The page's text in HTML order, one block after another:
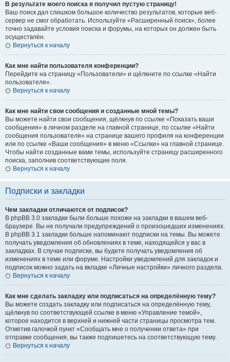
В результате моего поиска я получил пустую страницу!
Ваш поиск дал слишком большое количество результатов, которые веб-
сервер не смог обработать. Используйте «Расширенный поиск», более
точно задавайте условия поиска и форумы, на которых он должен быть
осуществлён.
Вернуться к началу
Как мне найти пользователя конференции?
Перейдите на страницу «Пользователи» и щёлкните по ссылке «Найти
пользователя».
Вернуться к началу
Как мне найти свои сообщения и созданные мной темы?
Вы можете найти свои сообщения, щёлкнув по ссылке «Показать ваши
сообщения» в личном разделе на главной странице, по ссылке «Найти
сообщения пользователя» на странице вашего профиля на конференции
или по ссылке «Ваши сообщения» в меню «Ссылки» на главной странице.
Чтобы найти созданные вами темы, используйте страницу расширенного
поиска, заполнив соответствующие поля.
Вернуться к началу
Подписки и закладки
Чем закладки отличаются от подписок?
В phpBB 3.0 закладки были больше похожи на закладки в вашем веб-
браузере. Вы не получали предупреждений о произошедших изменениях.
В phpBB 3.1 закладки больше напоминают подписки на темы. Вы можете
получать уведомления об обновлениях в теме, находящейся у вас в
закладках. В случае подписки, вы будете получать уведомления об
изменениях в теме или форуме. Настройки уведомлений для закладок и
подписок можно задать на вкладке «Личные настройки» личного раздела.
Вернуться к началу
Как мне сделать закладку или подписаться на определённую тему?
Вы можете создать закладку или подписаться на определённую тему,
щёлкнув по соответствующей ссылке в меню «Управление темой»,
которое находится в верхней и нижней части страницы просмотра тем.
Отметив галочкой пункт «Сообщать мне о получении ответа» при
отправке сообщения, вы также подпишетесь на соответствующую тему.
Вернуться к началу